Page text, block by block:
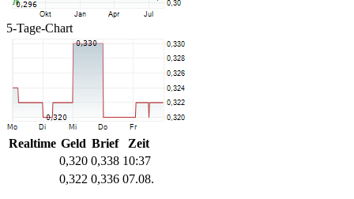
5-Tage-Chart
Realtime Geld Brief
Zeit
0,320 0,338 10:37
0,322 0,336 07.08.